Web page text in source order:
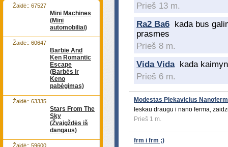
Mini Machines
(Mini
automobiliai)
Žaidė:: 67527
Barbie And
Ken Romantic
Escape
(Barbės ir
Keno
pabėgimas)
Žaidė:: 60647
Stars From The
Sky
(Žvaigždės iš
dangaus)
Žaidė:: 63335
Žaidė:: 59600
Prieš 13 m.
Ra2 Ba6 kada bus
prasmes
Prieš 8 m.
Vida Vida kada
Prieš 6 m.
Modestas Plekavicius
Ieskau draugu i nano ferma,
Prieš 1 m.
frm i frm ;)